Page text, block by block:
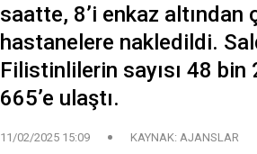
saatte, 8’i enkaz altından
hastanelere nakledildi.
Filistinlilerin sayısı 48 bin
665’e ulaştı.
11/02/2025 15:09 KAYNAK: AJANSLAR